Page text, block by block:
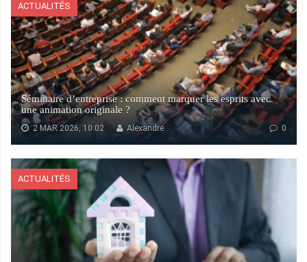
ACTUALITÉS
Séminaire d’entreprise : comment marquer les esprits avec
une animation originale ?
2 MAR 2026, 10:02 0
Alexandre
ACTUALITÉS